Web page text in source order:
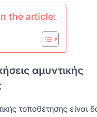
the article:
αμυντικής
τοποθέτησης είναι